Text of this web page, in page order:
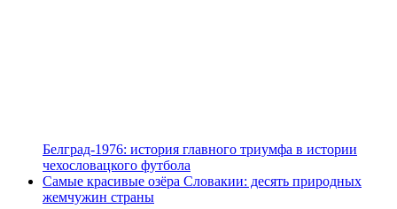
Белград-1976: история главного триумфа в истории
чехословацкого футбола
Самые красивые озёра Словакии: десять природных
жемчужин страны